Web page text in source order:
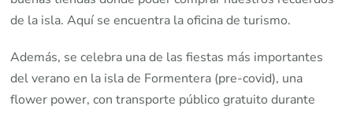
de la isla. Aquí se encuentra la oficina de turismo.
Además, se celebra una de las fiestas más importantes
del verano en la isla de Formentera (pre-covid), una
flower power, con transporte público gratuito durante